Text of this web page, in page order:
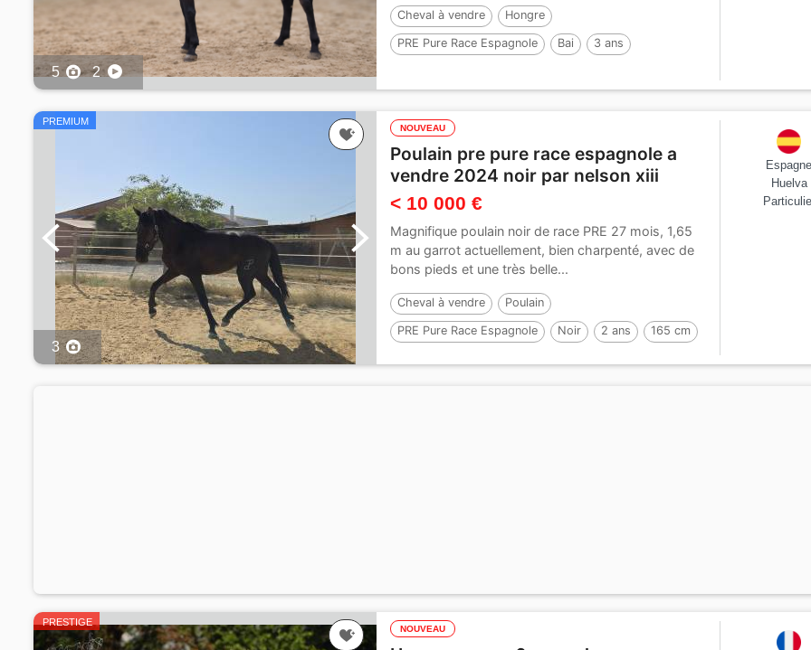
5 2
Cheval à vendre Hongre
PRE Pure Race Espagnole Bai 3 ans
PREMIUM
3
NOUVEAU
Poulain pre pure race espagnole a
vendre 2024 noir par nelson xiii
< 10 000 €
Magnifique poulain noir de race PRE 27 mois, 1,65
m au garrot actuellement, bien charpenté, avec de
bons pieds et une très belle...
Cheval à vendre Poulain
PRE Pure Race Espagnole Noir 2 ans 165 cm
Huelva
PRESTIGE
NOUVEAU